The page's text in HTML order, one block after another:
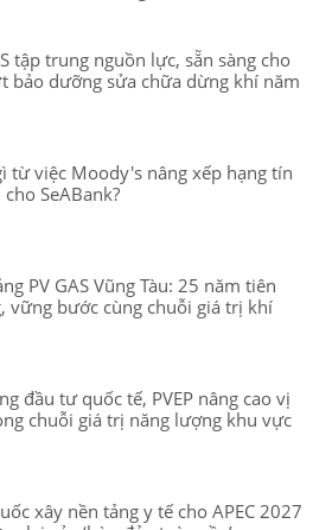
tập trung nguồn lực, sẵn sàng cho
bảo dưỡng sửa chữa dừng khí năm
từ việc Moody's nâng xếp hạng tín
SeABank?
PV GAS Vũng Tàu: 25 năm tiên
vững bước cùng chuỗi giá trị khí
đầu tư quốc tế, PVEP nâng cao vị
chuỗi giá trị năng lượng khu vực
xây nền tảng y tế cho APEC 2027